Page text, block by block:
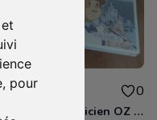
pour
0
Coffret DVD Magicien OZ Part. 2